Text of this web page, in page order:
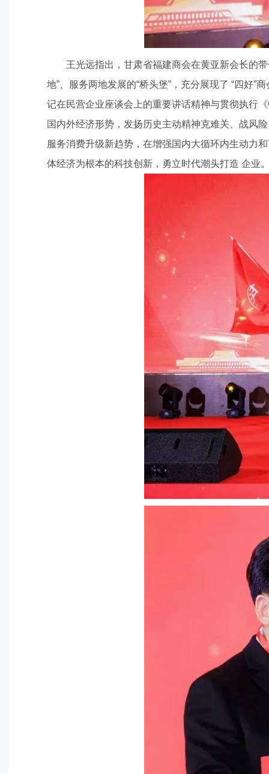
王光远指出，甘肃省福建商会在黄亚新会长的
地”、服务两地发展的“桥头堡”，充分展现了 “四好
记在民营企业座谈会上的重要讲话精神与贯彻执行
国内外经济形势，发扬历史主动精神克难关、战风
服务消费升级新趋势，在增强国内大循环内生动力
体经济为根本的科技创新，勇立时代潮头打造 企业